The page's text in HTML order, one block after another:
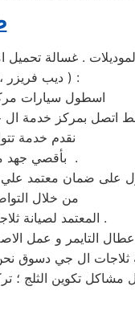
اطباق ،شاشة lcd ، شاشة led ، ديب فريزر ،تكييف شباك ،تكييف اسبليت ، دراير ) :
اسطول سيارات
نقدم خدمة
بأقصي جهد ممكن وباسطة توكيل ال جي دسوق– الخط الساخن 01210999852 .
من خلال
المعتمد لصيانة ثلاجات ال جي فى دسوق وغيرها من المحافظات و الموقع الرسمي في مصر .
ثلاجات ال جي دسوق